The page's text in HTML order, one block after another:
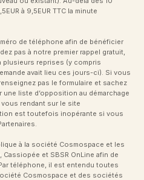
à 9,5EUR TTC la minute
de téléphone afin de bénéficier
pas à notre premier rappel gratuit,
reprises (y compris
avait lieu ces jours-ci). Si vous
pas le formulaire et sachez
liste d’opposition au démarchage
rendant sur le site
est toutefois inopérante si vous
à la société Cosmospace et les
et SBSR OnLine afin de
téléphone, il est entendu toutes
Cosmospace et des sociétés